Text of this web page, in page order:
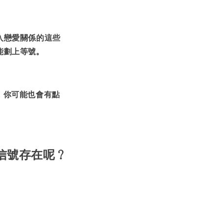
戀愛關係的這些
上等號。
你可能也會有點
存在呢？